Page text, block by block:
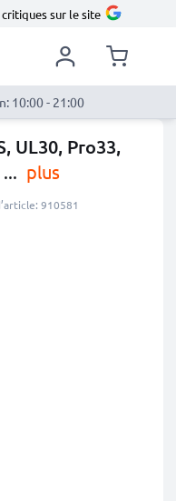
sur le site
10:00 - 21:00
UL30, Pro33,
... plus
910581